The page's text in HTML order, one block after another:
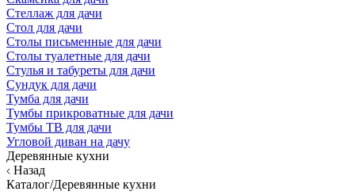
Стеллаж для дачи
Стол для дачи
Столы письменные для дачи
Столы туалетные для дачи
Стулья и табуреты для дачи
Сундук для дачи
Тумба для дачи
Тумбы прикроватные для дачи
Тумбы ТВ для дачи
Угловой диван на дачу
Деревянные кухни
Назад
Каталог/Деревянные кухни